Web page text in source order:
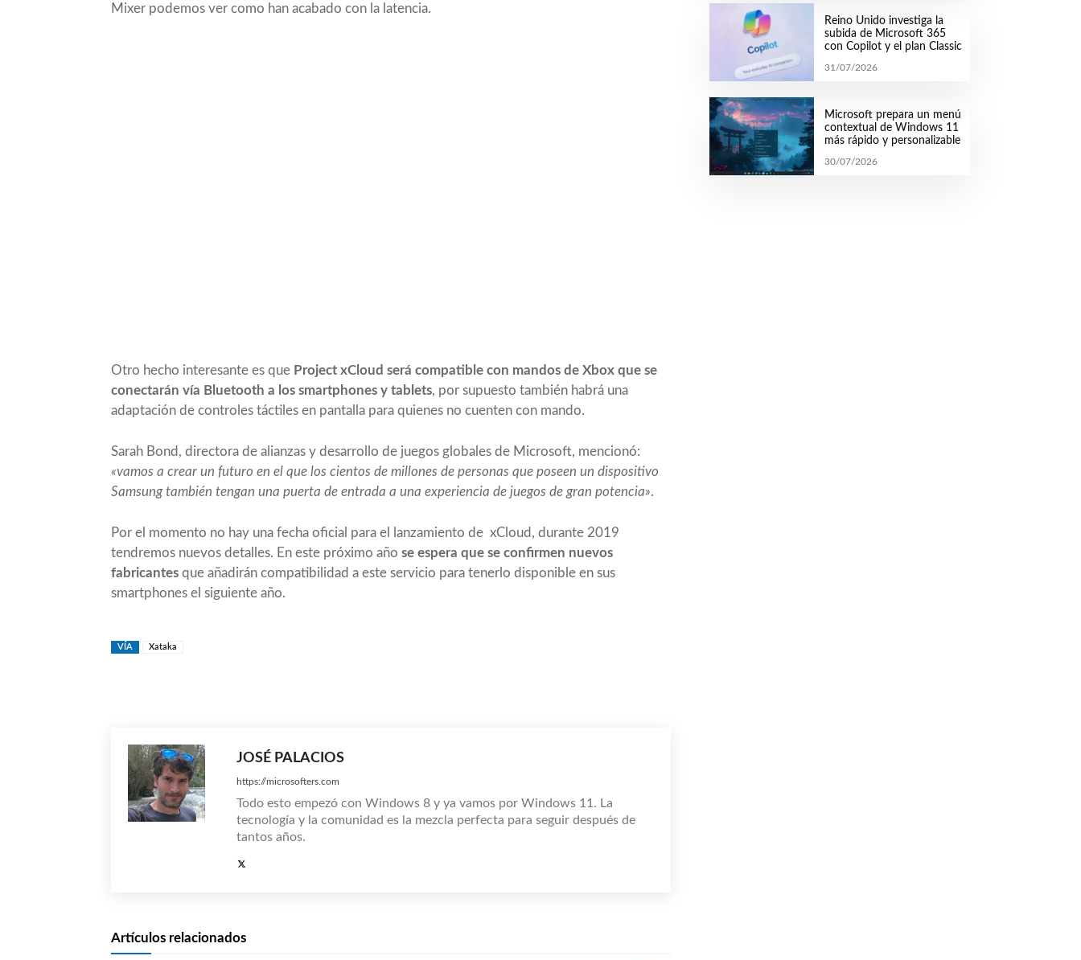
Mixer podemos ver como han acabado con la latencia.
Otro hecho interesante es que Project xCloud será compatible con mandos de Xbox que se
conectarán vía Bluetooth a los smartphones y tablets, por supuesto también habrá una
adaptación de controles táctiles en pantalla para quienes no cuenten con mando.
Sarah Bond, directora de alianzas y desarrollo de juegos globales de Microsoft, mencionó:
«vamos a crear un futuro en el que los cientos de millones de personas que poseen un dispositivo
Samsung también tengan una puerta de entrada a una experiencia de juegos de gran potencia».
Por el momento no hay una fecha oficial para el lanzamiento de xCloud, durante 2019
tendremos nuevos detalles. En este próximo año se espera que se confirmen nuevos
fabricantes que añadirán compatibilidad a este servicio para tenerlo disponible en sus
smartphones el siguiente año.
VÍA Xataka
JOSÉ PALACIOS
https://microsofters.com
Todo esto empezó con Windows 8 y ya vamos por Windows 11. La
tecnología y la comunidad es la mezcla perfecta para seguir después de
tantos años.
Artículos relacionados
Reino Unido investiga la
subida de Microsoft 365
con Copilot y el plan Classic
31/07/2026
Microsoft prepara un menú
contextual de Windows 11
más rápido y personalizable
30/07/2026